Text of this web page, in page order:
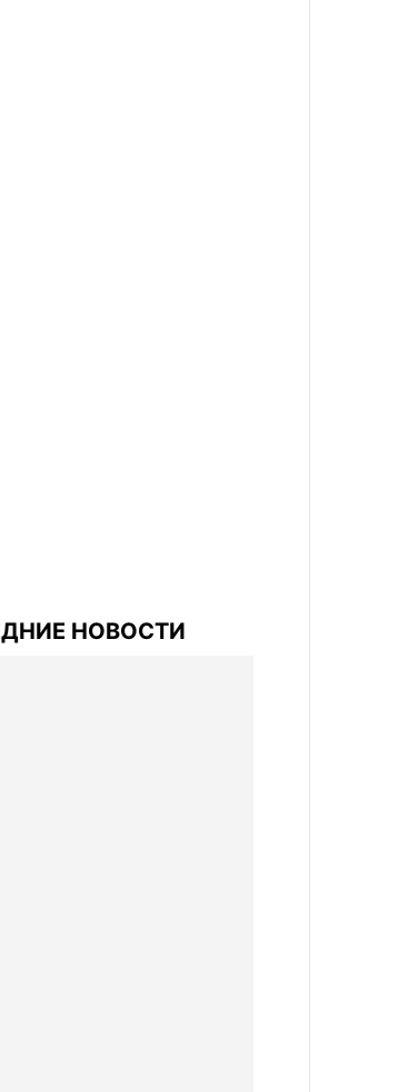
НОВОСТИ